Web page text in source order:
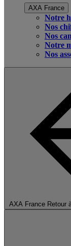
AXA France
Notre
Nos
Nos
Notre
Nos
AXA France Retour